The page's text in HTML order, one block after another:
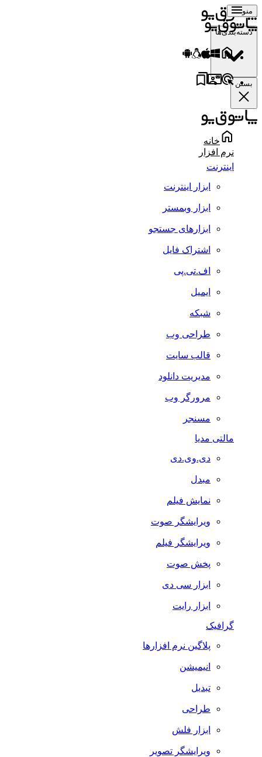
منو
دسته‌بندی‌ها
بستن
خانه
نرم افزار
اینترنت
ابزار اینترنت
ابزار وبمستر
ابزارهای جستجو
اشتراک فایل
اف.تی.پی
ایمیل
شبکه
طراحی وب
قالب سایت
مدیریت دانلود
مرورگر وب
مسنجر
مالتی مدیا
دی.وی.دی
مبدل
نمایش فیلم
ویرایشگر صوت
ویرایشگر فیلم
پخش صوت
ابزار سی دی
ابزار رایت
گرافیک
پلاگین نرم افزارها
انیمیشن
تبدیل
طراحی
ابزار فلش
ویرایشگر تصویر